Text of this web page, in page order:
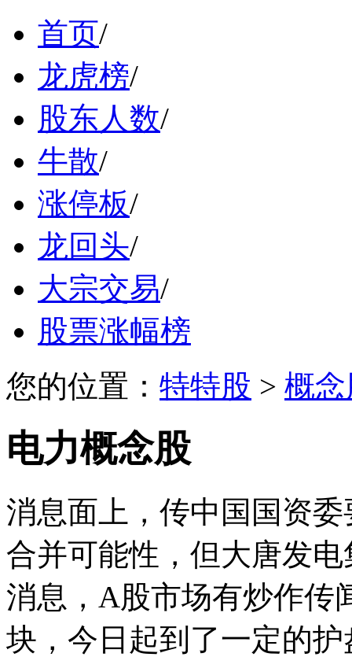
首页/
龙虎榜/
股东人数/
牛散/
涨停板/
龙回头/
大宗交易/
股票涨幅榜
您的位置： 特特股 > 概
电力概念股
消息面上，传中国国资
合并可能性，但大唐发
消息，A股市场有炒作传
块，今日起到了一定的